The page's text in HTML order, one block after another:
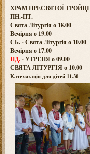
ХРАМ ПРЕСВЯТОЇ ТРОЙЦІ
ПН.-ПТ.
Свята Літургія о 18.00
Вечірня о 19.00
СБ. - Свята Літургія о 10.00
Вечірня о 17.00
НД.- УТРЕНЯ о 09.00
СВЯТА ЛІТУРГІЯ о 10.00
Катехизація для дітей 11.30